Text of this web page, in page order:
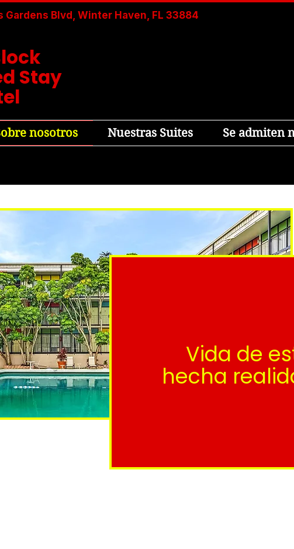
Gardens Blvd, Winter Haven, FL 33884
Stay
nosotros Nuestras Suites Se admiten
Vida de
hecha